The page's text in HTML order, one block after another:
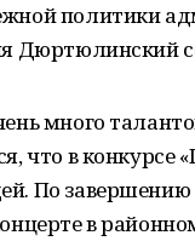
политики
Дюртюлинский
много
что в конкурсе
По
в